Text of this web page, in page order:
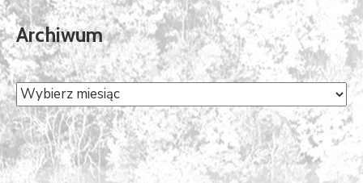
Archiwum